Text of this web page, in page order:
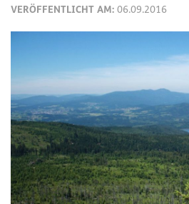
VERÖFFENTLICHT AM: 06.09.2016